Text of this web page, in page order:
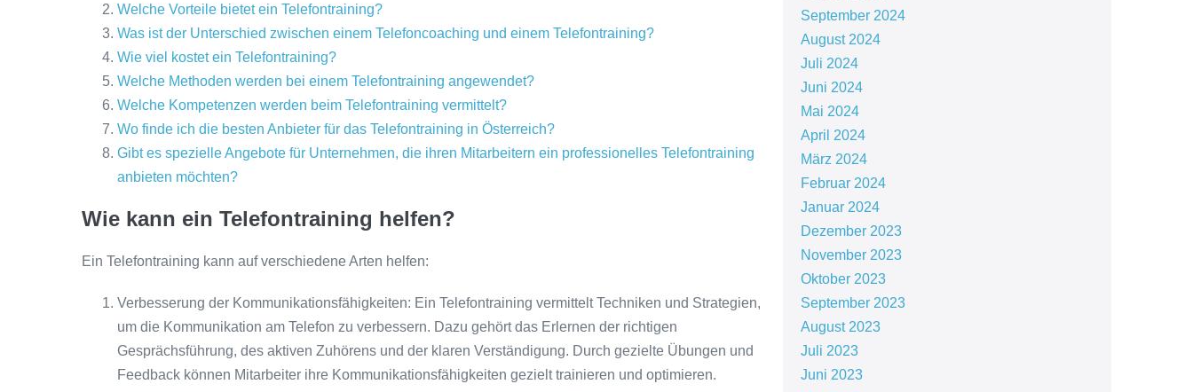
Welche Vorteile bietet ein Telefontraining?
Was ist der Unterschied zwischen einem Telefoncoaching und einem Telefontraining?
Wie viel kostet ein Telefontraining?
Welche Methoden werden bei einem Telefontraining angewendet?
Welche Kompetenzen werden beim Telefontraining vermittelt?
Wo finde ich die besten Anbieter für das Telefontraining in Österreich?
Gibt es spezielle Angebote für Unternehmen, die ihren Mitarbeitern ein professionelles Telefontraining
anbieten möchten?
Wie kann ein Telefontraining helfen?
Ein Telefontraining kann auf verschiedene Arten helfen:
Verbesserung der Kommunikationsfähigkeiten: Ein Telefontraining vermittelt Techniken und Strategien,
um die Kommunikation am Telefon zu verbessern. Dazu gehört das Erlernen der richtigen
Gesprächsführung, des aktiven Zuhörens und der klaren Verständigung. Durch gezielte Übungen und
Feedback können Mitarbeiter ihre Kommunikationsfähigkeiten gezielt trainieren und optimieren.
September 2024
August 2024
Juli 2024
Juni 2024
Mai 2024
April 2024
März 2024
Februar 2024
Januar 2024
Dezember 2023
November 2023
Oktober 2023
September 2023
August 2023
Juli 2023
Juni 2023